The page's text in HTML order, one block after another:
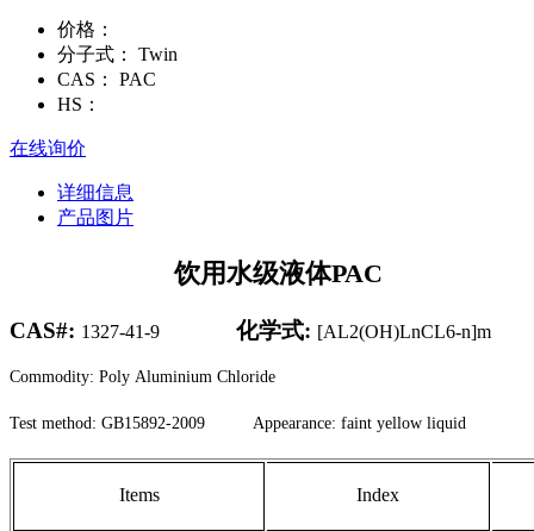
价格：
分子式：
Twin
CAS：
PAC
HS：
在线询价
详细信息
产品图片
饮用水级液体PAC
CAS#: 1327-41-9 化学式: [AL2(OH)LnCL6-n]m
Commodity: Poly Aluminium Chloride
Test method: GB15892-2009 Appearance: faint yellow liquid
Items Index